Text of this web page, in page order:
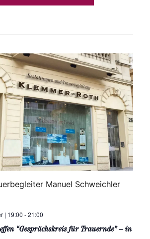
| 19:00 -21:00
“Gesprächskreis für Trauernde” – in
Manuel Schweichler